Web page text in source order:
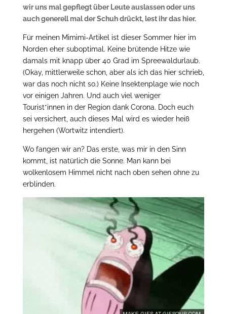
wir uns mal gepflegt über Leute auslassen oder uns
auch generell mal der Schuh drückt, lest ihr das hier.
Für meinen Mimimi-Artikel ist dieser Sommer hier im
Norden eher suboptimal. Keine brütende Hitze wie
damals mit knapp über 40 Grad im Spreewaldurlaub.
(Okay, mittlerweile schon, aber als ich das hier schrieb,
war das noch nicht so.) Keine Insektenplage wie noch
vor einigen Jahren. Und auch viel weniger
Tourist*innen in der Region dank Corona. Doch euch
sei versichert, auch dieses Mal wird es wieder heiß
hergehen (Wortwitz intendiert).
Wo fangen wir an? Das erste, was mir in den Sinn
kommt, ist natürlich die Sonne. Man kann bei
wolkenlosem Himmel nicht nach oben sehen ohne zu
erblinden.